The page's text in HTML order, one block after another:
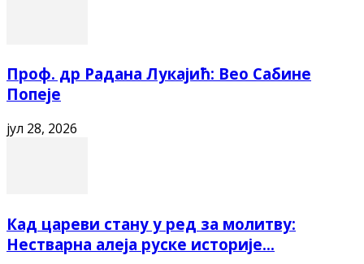
Проф. др Радана Лукајић: Вео Сабине
Попеје
јул 28, 2026
Кад цареви стану у ред за молитву:
Нестварна алеја руске историје...